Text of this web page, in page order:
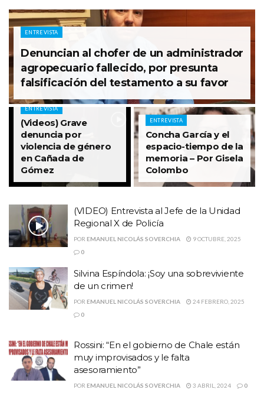
ENTREVISTA
Denuncian al chofer de un administrador
agropecuario fallecido, por presunta
falsificación del testamento a su favor
ENTREVISTA
(Videos) Grave
denuncia por
violencia de género
en Cañada de
Gómez
ENTREVISTA
Concha García y el
espacio-tiempo de la
memoria – Por Gisela
Colombo
(VIDEO) Entrevista al Jefe de la Unidad
Regional X de Policía
POR EMANUEL NICOLÁS SOVERCHIA
9 OCTUBRE, 2025
0
Silvina Espíndola: ¡Soy una sobreviviente
de un crimen!
POR EMANUEL NICOLÁS SOVERCHIA
24 FEBRERO, 2025
0
Rossini: “En el gobierno de Chale están
muy improvisados y le falta
asesoramiento”
POR EMANUEL NICOLÁS SOVERCHIA 3 ABRIL, 2024 0